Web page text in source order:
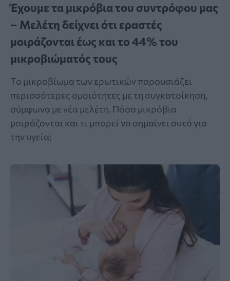
Έχουμε τα μικρόβια του συντρόφου μας
– Μελέτη δείχνει ότι εραστές
μοιράζονται έως και το 44% του
μικροβιώματός τους
Το μικροβίωμα των ερωτικών παρουσιάζει
περισσότερες ομοιότητες με τη συγκατοίκηση,
σύμφωνα με νέα μελέτη. Πόσα μικρόβια
μοιράζονται και τι μπορεί να σημαίνει αυτό για
την υγεία;